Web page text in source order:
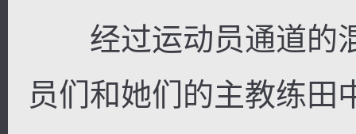
经过运动员通道的
员们和她们的主教练田